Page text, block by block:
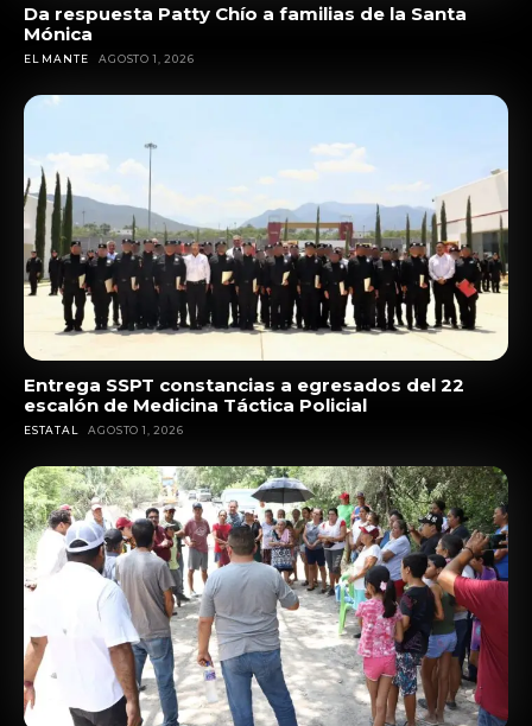
Da respuesta Patty Chío a familias de la Santa
Mónica
EL MANTE AGOSTO 1, 2026
Entrega SSPT constancias a egresados del 22
escalón de Medicina Táctica Policial
ESTATAL AGOSTO 1, 2026